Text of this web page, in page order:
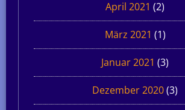
April 2021 (2)
März 2021 (1)
Januar 2021 (3)
Dezember 2020(3)